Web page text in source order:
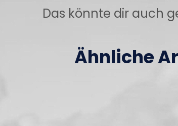
Das könnte dir auch
Ähnliche